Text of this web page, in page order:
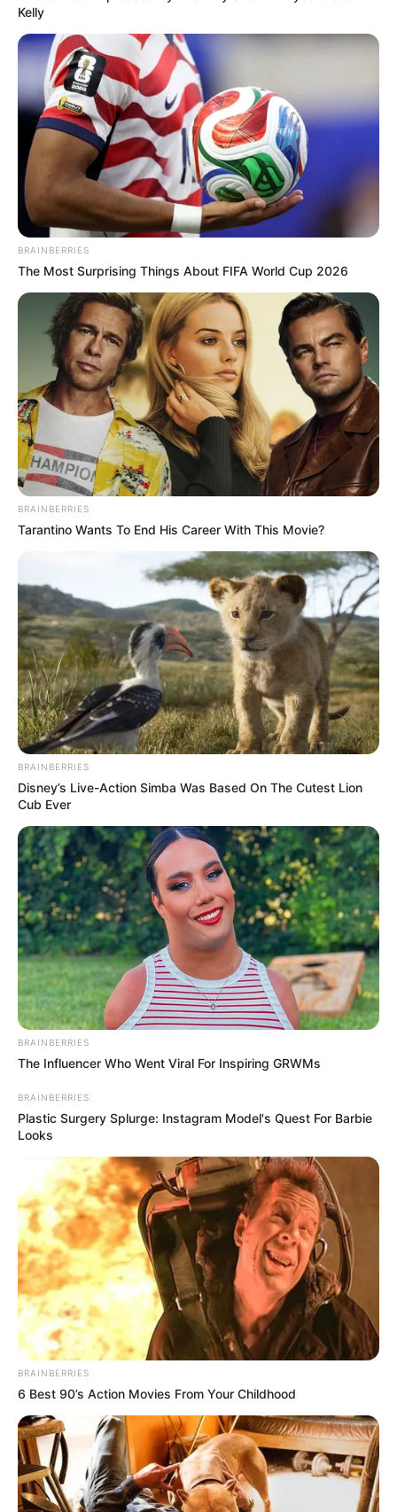
Kelly
BRAINBERRIES
The Most Surprising Things About FIFA World Cup 2026
BRAINBERRIES
Tarantino Wants To End His Career With This Movie?
BRAINBERRIES
Disney’s Live-Action Simba Was Based On The Cutest Lion
Cub Ever
BRAINBERRIES
The Influencer Who Went Viral For Inspiring GRWMs
BRAINBERRIES
Plastic Surgery Splurge: Instagram Model's Quest For Barbie
Looks
BRAINBERRIES
6 Best 90’s Action Movies From Your Childhood